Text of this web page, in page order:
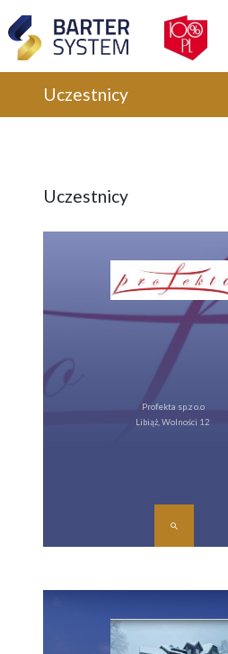
Uczestnicy
Uczestnicy
Profekta sp.z o.o
Libiąż, Wolności 12